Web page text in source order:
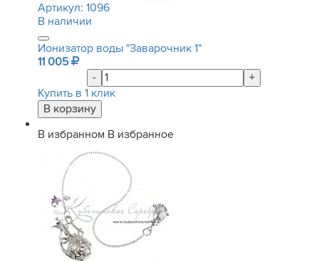
Артикул: 1096
В наличии
Ионизатор воды "Заварочник 1"
11 005
-
+
Купить в 1 клик
В избранном В избранное